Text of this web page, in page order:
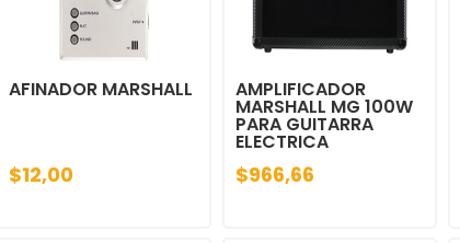
AFINADOR MARSHALL
$12,00
AMPLIFICADOR
MARSHALL MG 100W
PARA GUITARRA
ELECTRICA
$966,66